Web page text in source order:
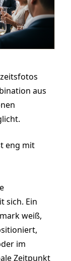
aus
eng mit
sich. Ein
weiß,
im
Zeitpunkt